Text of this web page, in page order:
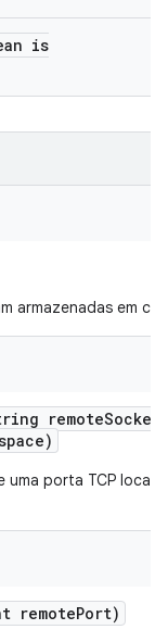
is
armazenadas em
remoteSocket
porta TCP local
remotePort)